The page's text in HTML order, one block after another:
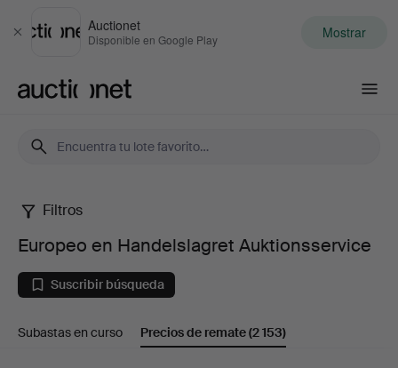
Cerrar
Auctionet
Disponible en Google Play Mostrar
Europeo
en
Handelslagret
Auktionsservice
Filtros
Europeo en Handelslagret Auktionsservice
Suscribir búsqueda
Subastas en curso Precios de remate(2 153)